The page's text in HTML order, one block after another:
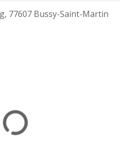
77607 Bussy-Saint-Martin